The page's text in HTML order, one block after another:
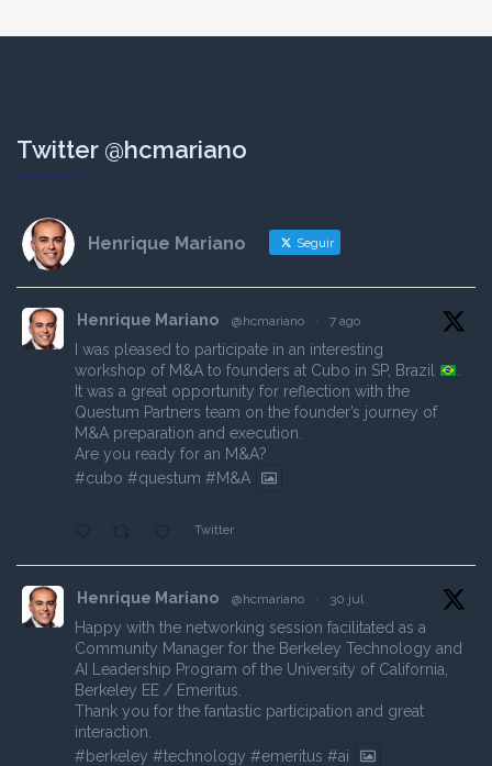
Twitter @hcmariano
Henrique Mariano Seguir
Henrique Mariano @hcmariano · 7 ago
I was pleased to participate in an interesting
workshop of M&A to founders at Cubo in SP, Brazil
.
It was a great opportunity for reflection with the
Questum Partners team on the founder’s journey of
M&A preparation and execution.
Are you ready for an M&A?
#cubo #questum #M&A
Twitter
Henrique Mariano @hcmariano · 30 jul
Happy with the networking session facilitated as a
Community Manager for the Berkeley Technology and
AI Leadership Program of the University of California,
Berkeley EE / Emeritus.
Thank you for the fantastic participation and great
interaction.
#berkeley #technology #emeritus #ai